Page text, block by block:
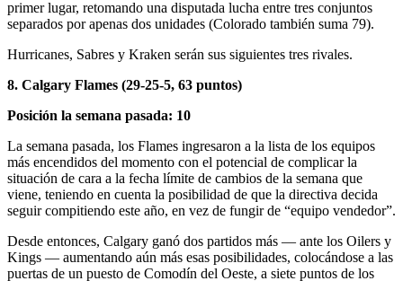
primer lugar, retomando una disputada lucha entre tres conjuntos
separados por apenas dos unidades (Colorado también suma 79).
Hurricanes, Sabres y Kraken serán sus siguientes tres rivales.
8. Calgary Flames (29-25-5, 63 puntos)
Posición la semana pasada: 10
La semana pasada, los Flames ingresaron a la lista de los equipos
más encendidos del momento con el potencial de complicar la
situación de cara a la fecha límite de cambios de la semana que
viene, teniendo en cuenta la posibilidad de que la directiva decida
seguir compitiendo este año, en vez de fungir de “equipo vendedor”.
Desde entonces, Calgary ganó dos partidos más — ante los Oilers y
Kings — aumentando aún más esas posibilidades, colocándose a las
puertas de un puesto de Comodín del Oeste, a siete puntos de los